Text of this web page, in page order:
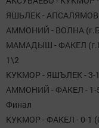
ЯШЬЛЕК - АПСАЛЯМОВ
АММОНИЙ - ВОЛНА
МАМАДЫШ - ФАКЕЛ
1\2
КУКМОР - ЯШЪЛЕК - 3-
АММОНИЙ - ФАКЕЛ - 1-
Финал
КУКМОР - ФАКЕЛ - 0-1